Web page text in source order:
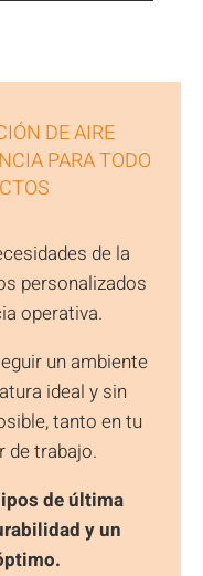
DE AIRE
PARA TODO
de la
personalizados
operativa.
un ambiente
ideal y sin
tanto en tu
de trabajo.
de última
y un